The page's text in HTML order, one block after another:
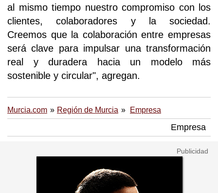
al mismo tiempo nuestro compromiso con los
clientes, colaboradores y la sociedad.
Creemos que la colaboración entre empresas
será clave para impulsar una transformación
real y duradera hacia un modelo más
sostenible y circular", agregan.
Murcia.com Región de Murcia Empresa
Empresa